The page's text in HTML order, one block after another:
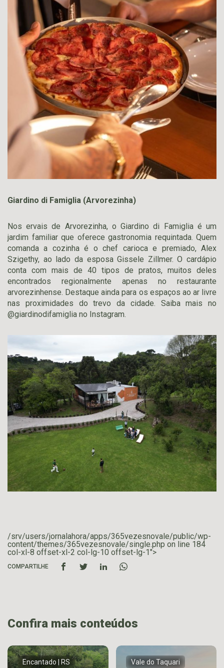
Giardino di Famiglia (Arvorezinha)
Nos ervais de Arvorezinha, o Giardino di Famiglia é um
jardim familiar que oferece gastronomia requintada. Quem
comanda a cozinha é o chef carioca e premiado, Alex
Szigethy, ao lado da esposa Gissele Zillmer. O cardápio
conta com mais de 40 tipos de pratos, muitos deles
encontrados regionalmente apenas no restaurante
arvorezinhense. Destaque ainda para os espaços ao ar livre
nas proximidades do trevo da cidade. Saiba mais no
@giardinodifamiglia no Instagram.
/srv/users/jornalahora/apps/365vezesnovale/public/wp-
content/themes/365vezesnovale/single.php on line 184
col-xl-8 offset-xl-2 col-lg-10 offset-lg-1">
COMPARTILHE
Confira mais conteúdos
Encantado | RS Vale do Taquari